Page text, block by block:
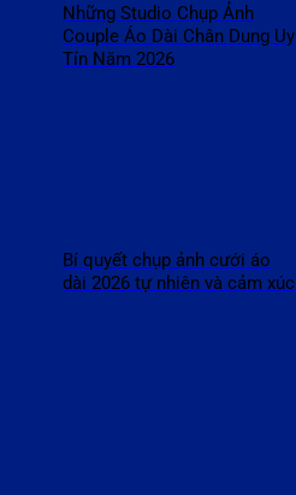
Những Studio Chụp Ảnh
Couple Áo Dài Chân Dung Uy
Tín Năm 2026
Bí quyết chụp ảnh cưới áo
dài 2026 tự nhiên và cảm xúc